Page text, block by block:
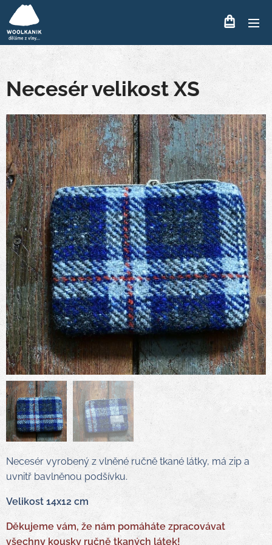
Necesér velikost XS
Necesér vyrobený z vlněné ručně tkané látky, má zip a
uvnitř bavlněnou podšívku.
Velikost 14x12 cm
Děkujeme vám, že nám pomáháte zpracovávat
všechny kousky ručně tkaných látek!